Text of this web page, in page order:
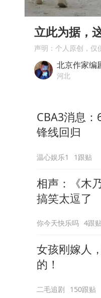
Play
00:00
立此为据，
声明：个人原创，仅
北京作家编
河北
CBA3消息
锋线回归
温心娱乐1 1跟贴
相声：《木
搞笑太逗了
你今天快乐吗 4跟
女孩刚嫁人
的！
二毛追剧 150跟贴